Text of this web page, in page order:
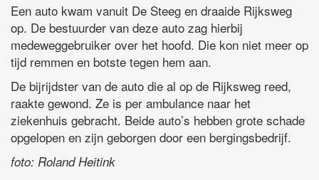
Een auto kwam vanuit De Steeg en draaide Rijksweg
op. De bestuurder van deze auto zag hierbij
medeweggebruiker over het hoofd. Die kon niet meer op
tijd remmen en botste tegen hem aan.
De bijrijdster van de auto die al op de Rijksweg reed,
raakte gewond. Ze is per ambulance naar het
ziekenhuis gebracht. Beide auto’s hebben grote schade
opgelopen en zijn geborgen door een bergingsbedrijf.
foto: Roland Heitink